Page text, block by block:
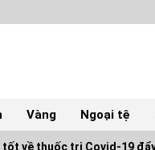
Vàng Ngoại tệ
tốt về thuốc trị Covid-19